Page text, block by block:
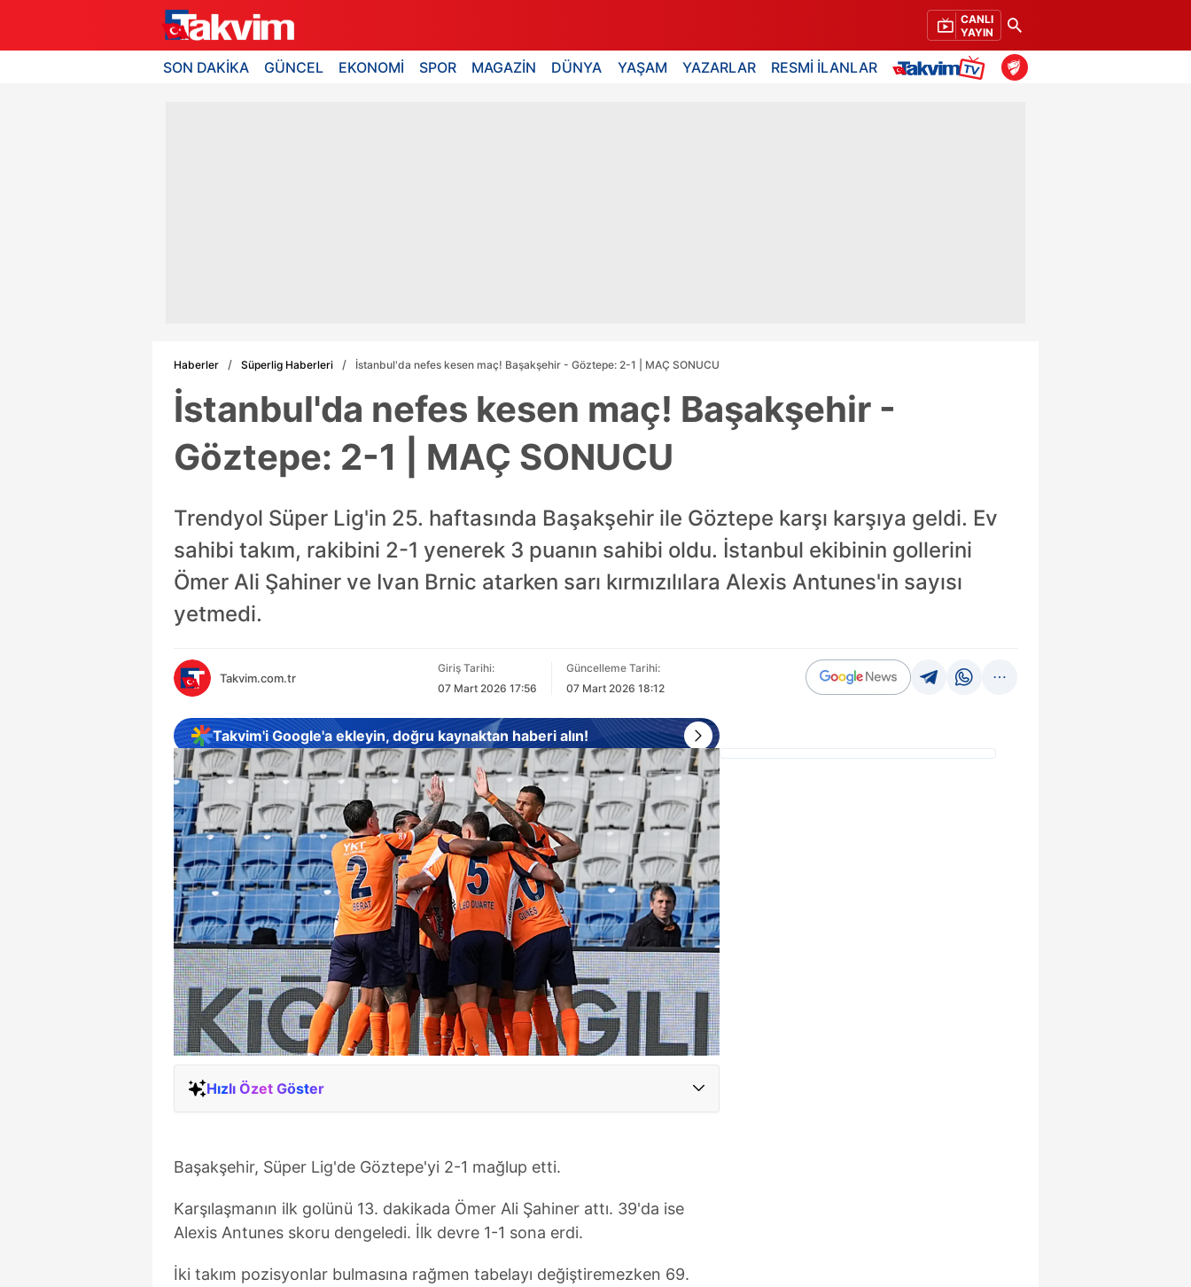
CANLI
YAYIN
SON DAKİKA GÜNCEL EKONOMİ SPOR MAGAZİN DÜNYA YAŞAM YAZARLAR RESMİ İLANLAR
Haberler Süperlig Haberleri İstanbul'da nefes kesen maç! Başakşehir - Göztepe: 2-1 | MAÇ SONUCU
İstanbul'da nefes kesen maç! Başakşehir -
Göztepe: 2-1 | MAÇ SONUCU
Trendyol Süper Lig'in 25. haftasında Başakşehir ile Göztepe karşı karşıya geldi. Ev
sahibi takım, rakibini 2-1 yenerek 3 puanın sahibi oldu. İstanbul ekibinin gollerini
Ömer Ali Şahiner ve Ivan Brnic atarken sarı kırmızılılara Alexis Antunes'in sayısı
yetmedi.
Takvim.com.tr
Giriş Tarihi:
07 Mart 2026 17:56
Güncelleme Tarihi:
07 Mart 2026 18:12
Takvim'i Google'a ekleyin, doğru kaynaktan haberi alın!
Hızlı Özet Göster
Başakşehir, Süper Lig'de Göztepe'yi 2-1 mağlup etti.
Karşılaşmanın ilk golünü 13. dakikada Ömer Ali Şahiner attı. 39'da ise
Alexis Antunes skoru dengeledi. İlk devre 1-1 sona erdi.
İki takım pozisyonlar bulmasına rağmen tabelayı değiştiremezken 69.